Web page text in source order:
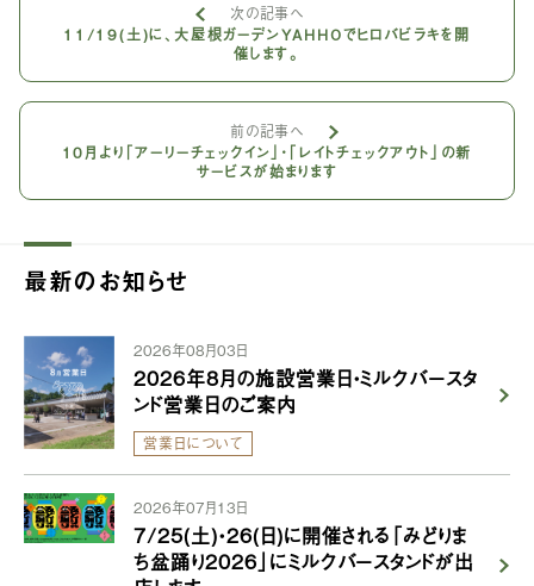
次の記事へ
11/19(土)に、大屋根ガーデンYAHHOでヒロバビラキを開
催します。
前の記事へ
10月より「アーリーチェックイン」・「レイトチェックアウト」の新
サービスが始まります
最新のお知らせ
2026年08月03日
2026年8月の施設営業日・ミルクバースタ
ンド営業日のご案内
営業日について
2026年07月13日
7/25(土)・26(日)に開催される「みどりま
ち盆踊り2026」にミルクバースタンドが出